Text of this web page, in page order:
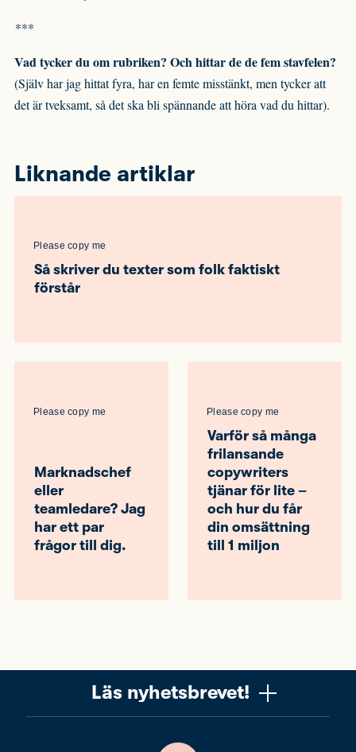
***
Vad tycker du om rubriken? Och hittar de de fem stavfelen?
(Själv har jag hittat fyra, har en femte misstänkt, men tycker att
det är tveksamt, så det ska bli spännande att höra vad du hittar).
Liknande artiklar
Please copy me
Så skriver du texter som folk faktiskt
förstår
Please copy me
Marknadschef
eller
teamledare? Jag
har ett par
frågor till dig.
Please copy me
Varför så många
frilansande
copywriters
tjänar för lite –
och hur du får
din omsättning
till 1 miljon
Läs nyhetsbrevet!